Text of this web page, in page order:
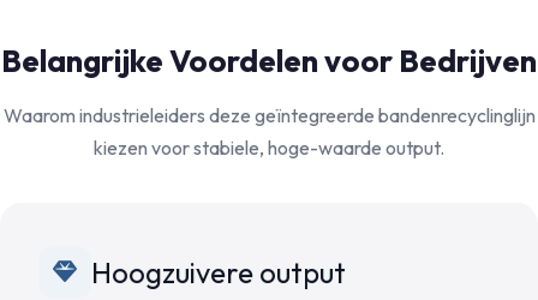
Belangrijke Voordelen voor Bedrijven
Waarom industrieleiders deze geïntegreerde bandenrecyclinglijn
kiezen voor stabiele, hoge-waarde output.
Hoogzuivere output